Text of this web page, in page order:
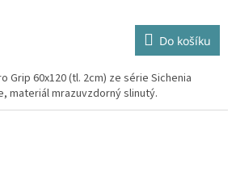
Do košíku
Grip 60x120 (tl. 2cm) ze série Sichenia
materiál mrazuvzdorný slinutý.